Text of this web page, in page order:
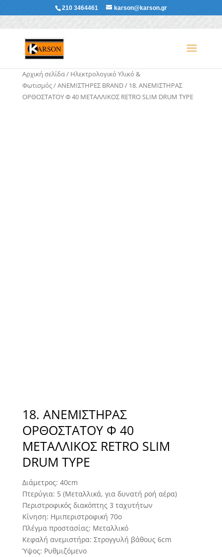
210 3464461 karson@karson.gr
Αρχική σελίδα/ Ηλεκτρολογικό Υλικό &
Φωτισμός/ΑΝΕΜΙΣΤΗΡΕΣ BRAND/ 18. ΑΝΕΜΙΣΤΗΡΑΣ
ΟΡΘΟΣΤΑΤΟΥ Φ 40 ΜΕΤΑΛΛΙΚΟΣ RETRO SLIM DRUM TYPE
18. ΑΝΕΜΙΣΤΗΡΑΣ
ΟΡΘΟΣΤΑΤΟΥ Φ 40
ΜΕΤΑΛΛΙΚΟΣ RETRO SLIM
DRUM TYPE
Διάμετρος: 40cm
Πτερύγια: 5 (Μεταλλικά, για δυνατή ροή αέρα)
Περιστροφικός διακόπτης 3 ταχυτήτων
Κίνηση: Hμιπεριστροφική 70ο
Πλέγμα προστασίας: Μεταλλικό
Κεφαλή ανεμιστήρα: Στρογγυλή βάθους 6cm
Ύψος: Ρυθμιζόμενο